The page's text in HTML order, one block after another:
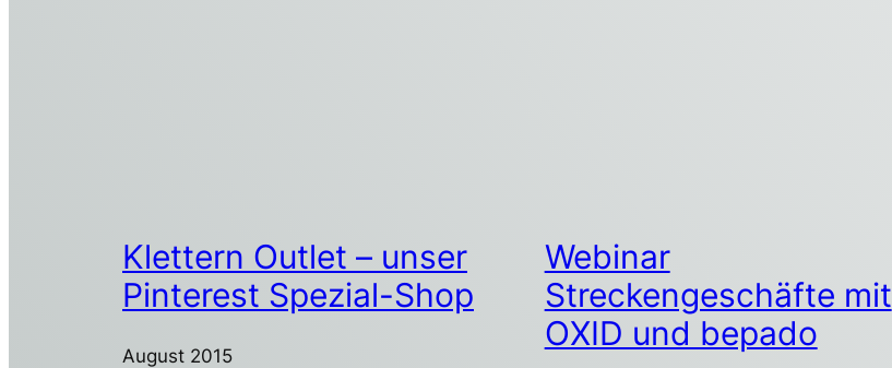
Klettern Outlet – unser
Pinterest Spezial-Shop
August 2015
Webinar
Streckengeschäfte mit
OXID und bepado